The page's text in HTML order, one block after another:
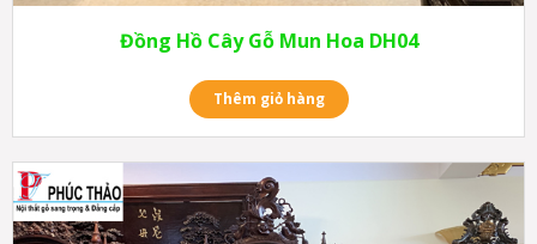
Đồng Hồ Cây Gỗ Mun Hoa DH04
Thêm giỏ hàng